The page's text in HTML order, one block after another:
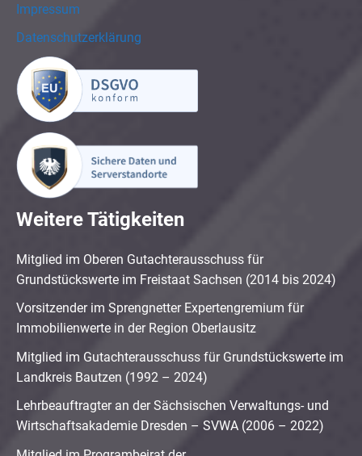
Impressum
Datenschutzerklärung
Weitere Tätigkeiten
Mitglied im Oberen Gutachterausschuss für
Grundstückswerte im Freistaat Sachsen (2014 bis 2024)
Vorsitzender im Sprengnetter Expertengremium für
Immobilienwerte in der Region Oberlausitz
Mitglied im Gutachterausschuss für Grundstückswerte im
Landkreis Bautzen (1992 – 2024)
Lehrbeauftragter an der Sächsischen Verwaltungs- und
Wirtschaftsakademie Dresden – SVWA (2006 – 2022)